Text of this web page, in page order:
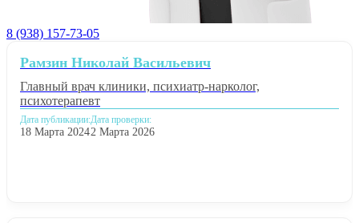
8 (938) 157-73-05
Рамзин Николай Васильевич
Главный врач клиники, психиатр-нарколог,
психотерапевт
Дата публикации:
18 Марта 2024
Дата проверки:
2 Марта 2026